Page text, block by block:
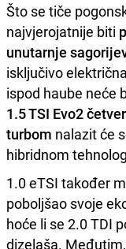
Što se tiče
najvjerojatnije biti
unutarnje
isključivo
ispod haube neće
1.5 TSI Evo2
turbom nalazit će
hibridnom
1.0 eTSI također
poboljšao svoje
hoće li se 2.0 TDI
dizelaša.